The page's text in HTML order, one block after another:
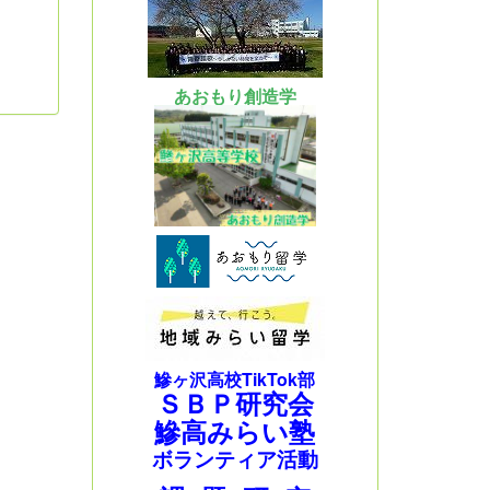
あおもり創造学
鰺ヶ沢高校TikTok部
ＳＢＰ研究会
鰺高みらい塾
ボランティア活動